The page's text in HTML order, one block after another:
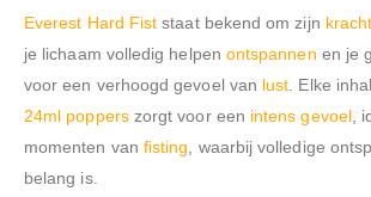
Everest Hard Fist staat bekend om zijn
je lichaam volledig helpen ontspannen en je
voor een verhoogd gevoel van lust. Elke
24ml popperszorgt voor een intens gevoel,
momenten van fisting, waarbij volledige
belang is.